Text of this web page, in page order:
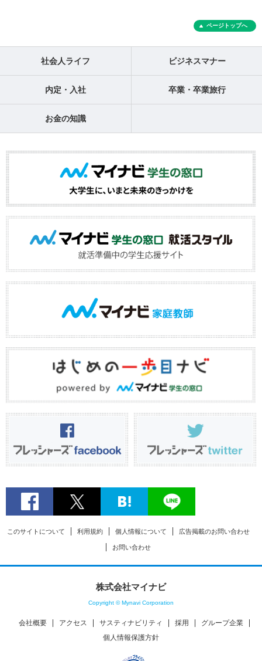
ページトップへ
社会人ライフ ビジネスマナー
内定・入社 卒業・卒業旅行
お金の知識
このサイトについて 利用規約 個人情報について 広告掲載のお問い合わせ
お問い合わせ
株式会社マイナビ
Copyright © Mynavi Corporation
会社概要 アクセス サスティナビリティ 採用
グループ企業
個人情報保護方針